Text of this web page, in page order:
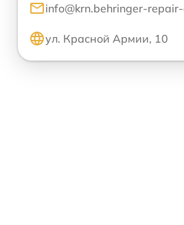
info@krn.behringer-
ул. Красной Армии, 10